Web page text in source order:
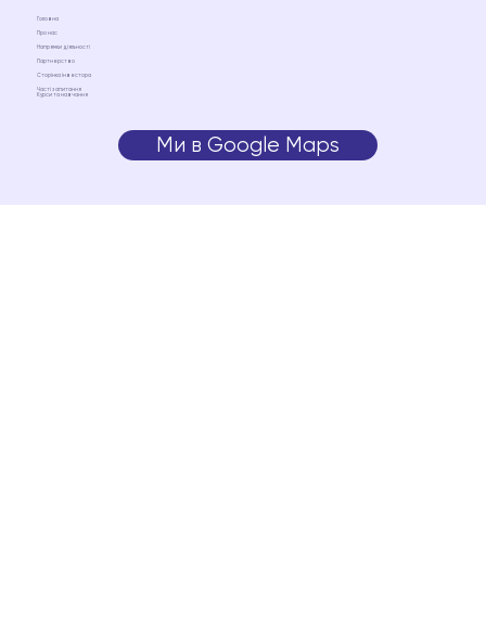
Головна
Про нас
Напрямки діяльності
Партнерство
Сторінка інвестора
Часті запитання
Курси та навчання
Ми на Google Maps
Ми в Google Maps